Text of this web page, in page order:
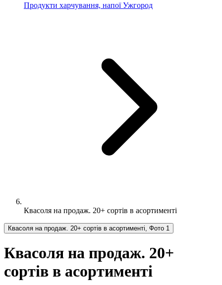
Продукти харчування, напої Ужгород
Квасоля на продаж. 20+ сортів в асортименті
Квасоля на продаж. 20+ сортів в асортименті, Фото 1
Квасоля на продаж. 20+
сортів в асортименті